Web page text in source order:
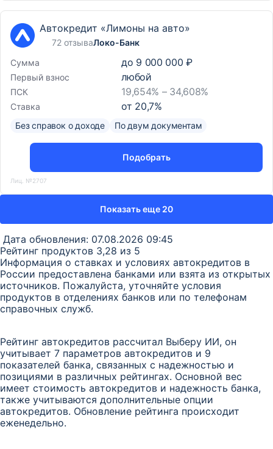
Автокредит «Лимоны на авто»
72 отзываЛоко-Банк
Сумма
до 9 000 000 ₽
Первый взнос любой
ПСК 19,654% – 34,608%
Ставка от 20,7%
Без справок о доходе По двум документам
Подобрать
Лиц. №2707
Показать еще 20
Дата обновления: 07.08.2026 09:45
Рейтинг продуктов 3,28 из 5
Информация о ставках и условиях автокредитов в
России предоставлена банками или взята из открытых
источников. Пожалуйста, уточняйте условия
продуктов в отделениях банков или по телефонам
справочных служб.
Рейтинг автокредитов рассчитал Выберу ИИ, он
учитывает 7 параметров автокредитов и 9
показателей банка, связанных с надежностью и
позициями в различных рейтингах. Основной вес
имеет стоимость автокредитов и надежность банка,
также учитываются дополнительные опции
автокредитов. Обновление рейтинга происходит
еженедельно.